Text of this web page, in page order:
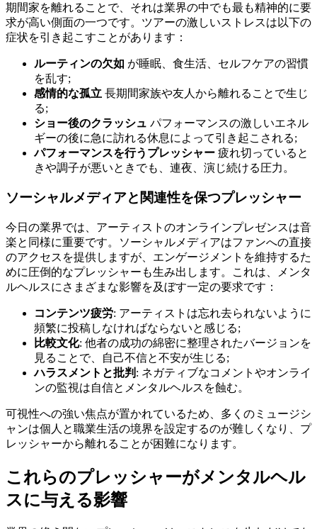
期間家を離れることで、それは業界の中でも最も精神的に要
求が高い側面の一つです。ツアーの激しいストレスは以下の
症状を引き起こすことがあります：
ルーティンの欠如 が睡眠、食生活、セルフケアの習慣
を乱す;
感情的な孤立 長期間家族や友人から離れることで生じ
る;
ショー後のクラッシュ パフォーマンスの激しいエネル
ギーの後に急に訪れる休息によって引き起こされる;
パフォーマンスを行うプレッシャー 疲れ切っていると
きや調子が悪いときでも、連夜、演じ続ける圧力。
ソーシャルメディアと関連性を保つプレッシャー
今日の業界では、アーティストのオンラインプレゼンスは音
楽と同様に重要です。ソーシャルメディアはファンへの直接
のアクセスを提供しますが、エンゲージメントを維持するた
めに圧倒的なプレッシャーも生み出します。これは、メンタ
ルヘルスにさまざまな影響を及ぼす一定の要求です：
コンテンツ疲労: アーティストは忘れ去られないように
頻繁に投稿しなければならないと感じる;
比較文化: 他者の成功の綿密に整理されたバージョンを
見ることで、自己不信と不安が生じる;
ハラスメントと批判 : ネガティブなコメントやオンライ
ンの監視は自信とメンタルヘルスを蝕む。
可視性への強い焦点が置かれているため、多くのミュージシ
ャンは個人と職業生活の境界を設定するのが難しくなり、プ
レッシャーから離れることが困難になります。
これらのプレッシャーがメンタルヘル
スに与える影響